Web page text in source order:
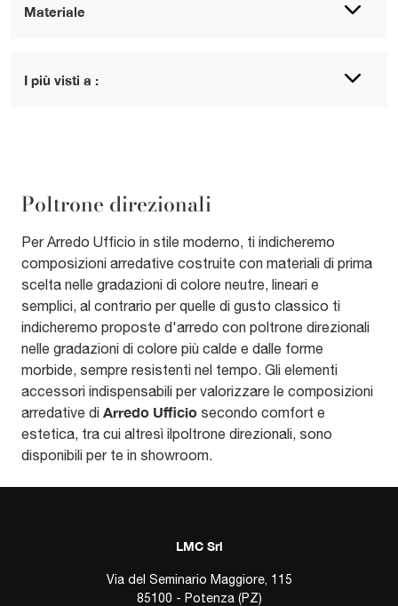
Materiale
I più visti a :
Poltrone direzionali
Per Arredo Ufficio in stile moderno, ti indicheremo
composizioni arredative costruite con materiali di prima
scelta nelle gradazioni di colore neutre, lineari e
semplici, al contrario per quelle di gusto classico ti
indicheremo proposte d'arredo con poltrone direzionali
nelle gradazioni di colore più calde e dalle forme
morbide, sempre resistenti nel tempo. Gli elementi
accessori indispensabili per valorizzare le composizioni
arredative di Arredo Ufficio secondo comfort e
estetica, tra cui altresì ilpoltrone direzionali, sono
disponibili per te in showroom.
LMC Srl
Via del Seminario Maggiore, 115
85100 - Potenza (PZ)